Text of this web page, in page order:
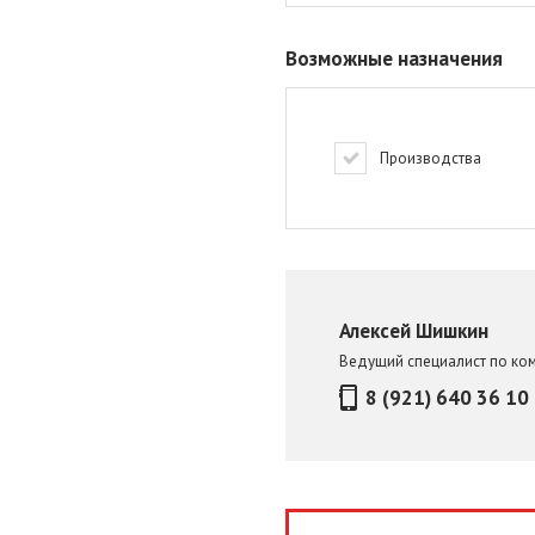
Возможные назначения
Производства
Алексей Шишкин
Ведущий специалист по
8 (921) 640 36 10